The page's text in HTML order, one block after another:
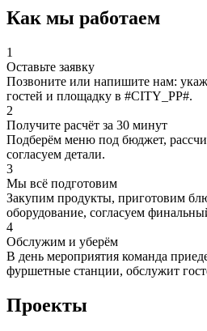
Как мы работаем
1
Оставьте заявку
Позвоните или напишите нам:
гостей и площадку в #CITY_PP#.
2
Получите расчёт за 30 минут
Подберём меню под бюджет,
согласуем детали.
3
Мы всё подготовим
Закупим продукты, приготовим
оборудование, согласуем
4
Обслужим и уберём
В день мероприятия команда
фуршетные станции, обслужит
Проекты